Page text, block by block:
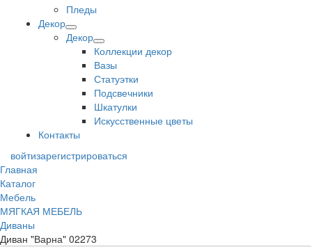
Пледы
Декор
Декор
Коллекции декор
Вазы
Статуэтки
Подсвечники
Шкатулки
Искусственные цветы
Контакты
войтизарегистрироваться
Главная
Каталог
Мебель
МЯГКАЯ МЕБЕЛЬ
Диваны
Диван "Варна" 02273